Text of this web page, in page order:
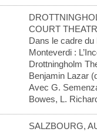
COURT
Dans le cadre
Monteverdi :
Drottningholm
Benjamin Lazar
Avec G.
Bowes, L.
SALZBOURG,